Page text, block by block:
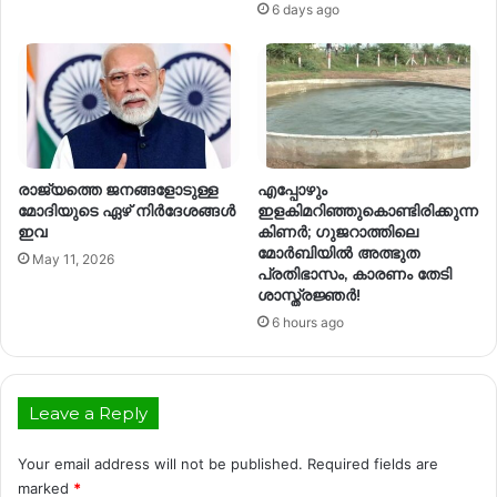
6 days ago
രാജ്യത്തെ ജനങ്ങളോടുള്ള
മോദിയുടെ ഏഴ് നിര്‍ദേശങ്ങള്‍
ഇവ
May 11, 2026
എപ്പോഴും
ഇളകിമറിഞ്ഞുകൊണ്ടിരിക്കുന്ന
കിണര്‍; ഗുജറാത്തിലെ
മോർബിയിൽ അത്ഭുത
പ്രതിഭാസം, കാരണം തേടി
ശാസ്ത്രജ്ഞർ!
6 hours ago
Leave a Reply
Your email address will not be published. Required fields are
marked *